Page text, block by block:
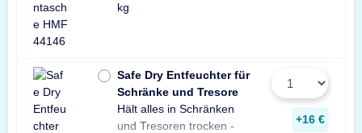
kg
Safe Dry Entfeuchter für
Schränke und Tresore
Hält alles in Schränken
und Tresoren trocken -
Praktischer Entfeuchter
aus Naturgranulat für
Tresore und Schränke
gegen Rost, Schimmel
+16 €